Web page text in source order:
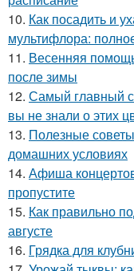
10. Как посадить и
мультифлора:
11. Весенняя
после зимы
12. Самый главный
вы не знали о этих
13. Полезные
домашних условиях
14. Афиша
пропустите
15. Как правильно
августе
16. Грядка для